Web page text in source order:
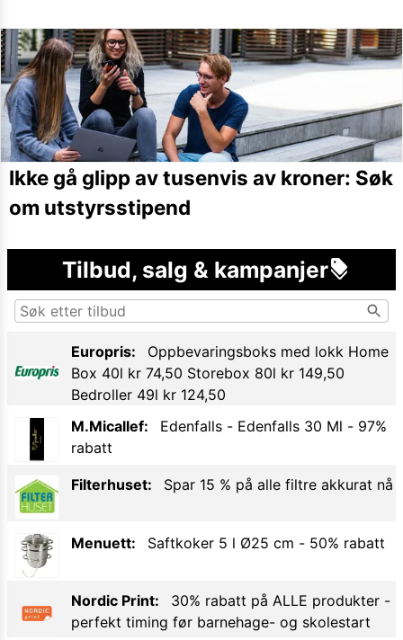
Ikke gå glipp av tusenvis av kroner: Søk
om utstyrsstipend
Tilbud, salg & kampanjer
Europris:
Oppbevaringsboks med lokk Home
Box 40l kr 74,50 Storebox 80l kr 149,50
Bedroller 49l kr 124,50
M.Micallef: Edenfalls - Edenfalls 30 Ml - 97%
rabatt
Filterhuset: Spar 15 % på alle filtre akkurat nå
Menuett: Saftkoker 5 l Ø25 cm - 50% rabatt
Nordic Print:
30% rabatt på ALLE produkter -
perfekt timing før barnehage- og skolestart